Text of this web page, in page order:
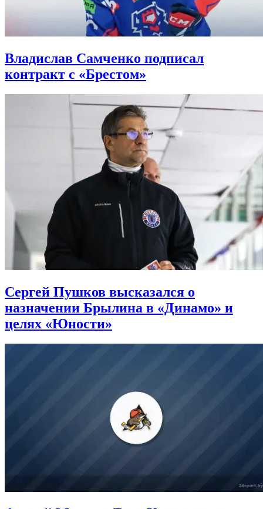
Владислав Самченко подписал
контракт с «Брестом»
Сергей Пушков высказался о
назначении Брылина в «Динамо» и
целях «Юности»